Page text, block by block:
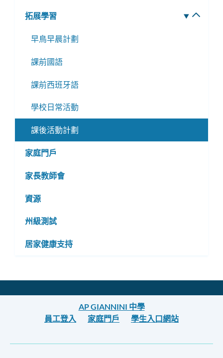
拓展學習
早鳥早晨計劃
課前國語
課前西班牙語
學校日常活動
課後活動計劃
家庭門戶
家長教師會
資源
州級測試
居家健康支持
AP GIANNINI 中學
員工登入
家庭門戶 學生入口網站